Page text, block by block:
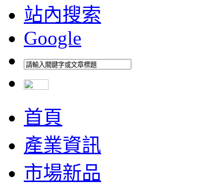
站內搜索
Google
首頁
產業資訊
市場新品